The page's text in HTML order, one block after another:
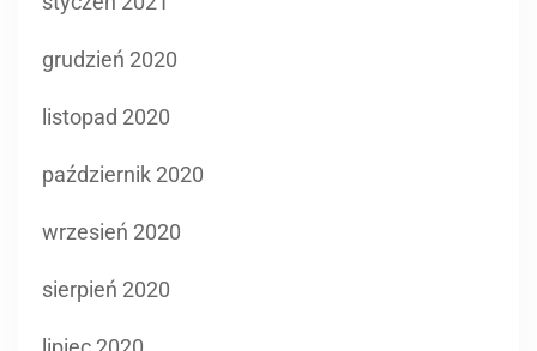
grudzień 2020
listopad 2020
październik 2020
wrzesień 2020
sierpień 2020